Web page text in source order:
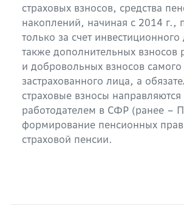
страховых взносов, средства
накоплений, начиная с 2014 г.,
только за счет
также дополнительных взносов
и добровольных взносов самого
застрахованного лица, а
страховые взносы направляются
работодателем в СФР (ранее –
формирование пенсионных
страховой пенсии.